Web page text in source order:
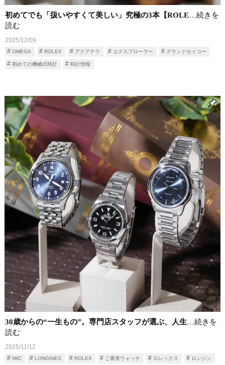
初めてでも「扱いやすくて美しい」究極の3本【ROLE…続きを
読む
2025/12/09
OMEGA ROLEX アクアテラ エクスプローラー グランドセイコー
初めての機械式時計 時計情報
30歳からの“一生もの”。専門店スタッフが選ぶ、人生…続きを
読む
2025/11/12
IWC LONGINES ROLEX ご褒美ウォッチ ロレックス ロンジン